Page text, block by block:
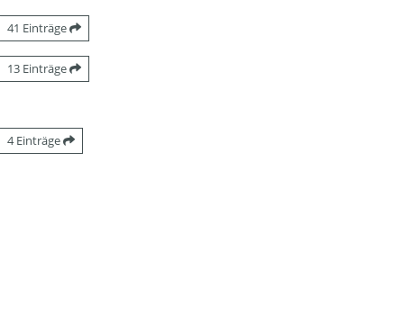
41 Einträge
13 Einträge
4 Einträge